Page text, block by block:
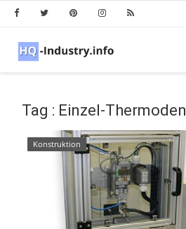
Tag : Einzel-Thermoden
Konstruktion